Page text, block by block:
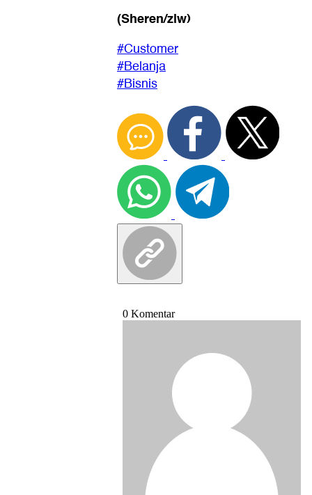
(Sheren/zlw)
#Customer
#Belanja
#Bisnis